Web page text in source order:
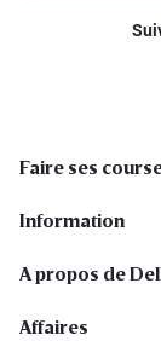
Faire ses
Information
A propos de
Affaires